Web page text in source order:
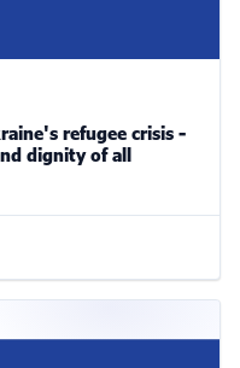
refugee crisis -
dignity of all